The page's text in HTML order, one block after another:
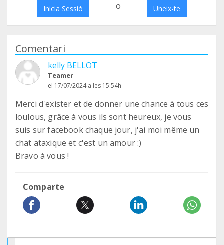
Inicia Sessió o Uneix-te
Comentari
kelly BELLOT
Teamer
el 17/07/2024 a les 15:54h
Merci d'exister et de donner une chance à tous ces
loulous, grâce à vous ils sont heureux, je vous
suis sur facebook chaque jour, j'ai moi même un
chat ataxique et c'est un amour :)
Bravo à vous !
Comparte